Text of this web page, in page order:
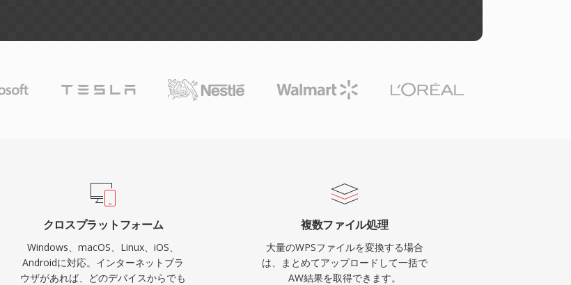
クロスプラットフォーム
Windows、macOS、Linux、iOS、
Androidに対応。インターネットブラ
ウザがあれば、どのデバイスからでも
複数ファイル処理
大量のWPSファイルを変換する場合
は、まとめてアップロードして一括で
AW結果を取得できます。